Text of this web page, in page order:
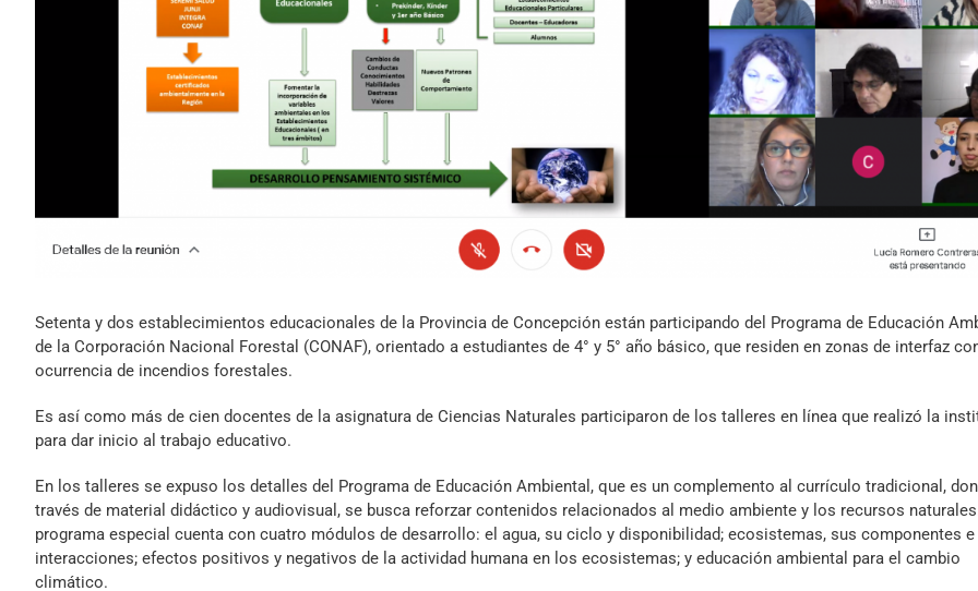
Archivo Sonoro
Setenta y dos establecimientos educacionales de la Provincia de Concepción están participando del Programa de Educación
de la Corporación Nacional Forestal (CONAF), orientado a estudiantes de 4° y 5° año básico, que residen en zonas de interfaz
ocurrencia de incendios forestales.
Es así como más de cien docentes de la asignatura de Ciencias Naturales participaron de los talleres en línea que realizó la
para dar inicio al trabajo educativo.
En los talleres se expuso los detalles del Programa de Educación Ambiental, que es un complemento al currículo tradicional,
través de material didáctico y audiovisual, se busca reforzar contenidos relacionados al medio ambiente y los recursos
programa especial cuenta con cuatro módulos de desarrollo: el agua, su ciclo y disponibilidad; ecosistemas, sus componentes e
interacciones; efectos positivos y negativos de la actividad humana en los ecosistemas; y educación ambiental para el cambio
climático.